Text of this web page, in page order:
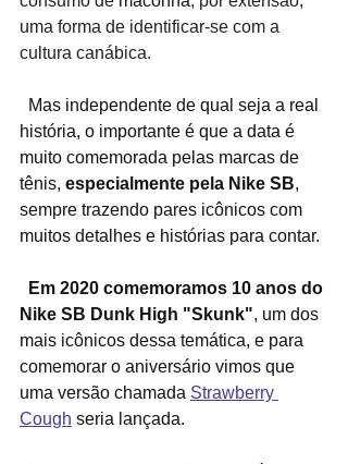
uma forma de identificar-se com a
cultura canábica.
história, o importante é que a data é
muito comemorada pelas marcas de
tênis, especialmente pela Nike SB,
sempre trazendo pares icônicos com
muitos detalhes e histórias para contar.
Em 2020 comemoramos 10 anos do
Nike SB Dunk High "Skunk", um dos
mais icônicos dessa temática, e para
comemorar o aniversário vimos que
uma versão chamada Strawberry
Cough seria lançada.